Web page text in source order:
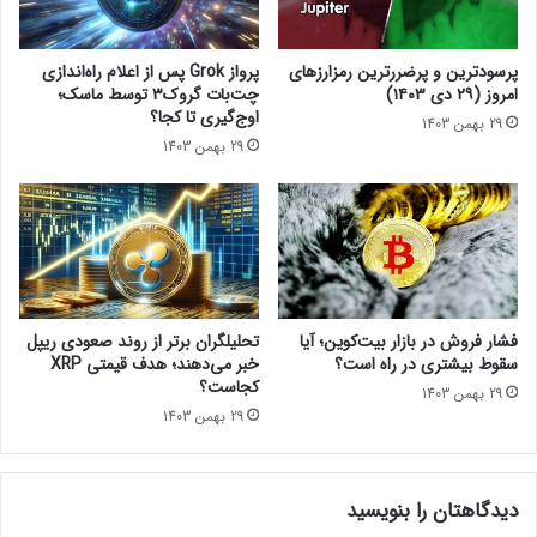
کدنویسی
2 مهر 1401
شروع
اشتراک‌گذاری
،
r
o
z
e
و
Z
o
o
t
o
p
i
a
م
س
ی
ر
ف
و
د
ه
م
ی‌
ش
و
د
پرسودترین و پرضررترین رمزارزهای
امروز (۲۹ دی ۱۴۰۳)
29 بهمن 1403
پرواز Grok پس از اعلام راه‌اندازی
چت‌بات گروک۳ توسط ماسک؛
اوج‌گیری تا کجا؟
29 بهمن 1403
فشار فروش در بازار بیت‌کوین؛ آیا
سقوط بیشتری در راه است؟
29 بهمن 1403
تحلیلگران برتر از روند صعودی ریپل
خبر می‌دهند؛ هدف قیمتی XRP
کجاست؟
29 بهمن 1403
دیدگاهتان را بنویسید